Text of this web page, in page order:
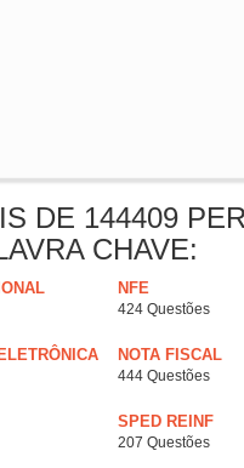
DE 144409
CHAVE:
NFE
424 Questões
NOTA FISCAL
444 Questões
SPED REINF
207 Questões